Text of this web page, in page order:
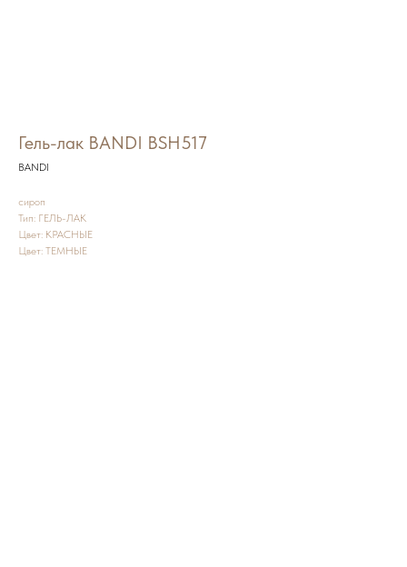
Гель-лак BANDI BSH517
BANDI
сироп
Тип: ГЕЛЬ-ЛАК
Цвет: КРАСНЫЕ
Цвет: ТЕМНЫЕ